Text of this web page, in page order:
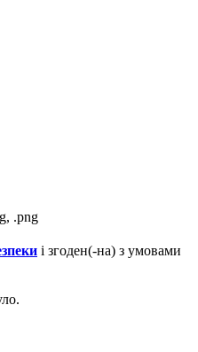
.png
і згоден(-на) з умовами